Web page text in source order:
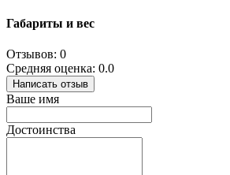
Габариты и вес
Отзывов: 0
Средняя оценка: 0.0
Написать отзыв
Ваше имя
Достоинства